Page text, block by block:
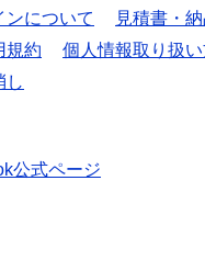
ンについて
見積書・
規約
個人情報取り扱
し
公式ページ